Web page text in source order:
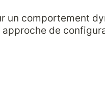
un comportement
de